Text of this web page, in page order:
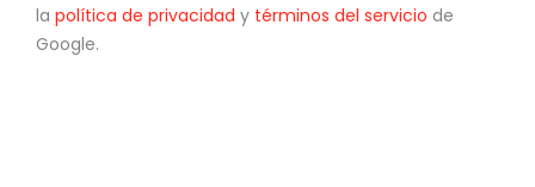
la política de privacidad y términos del servicio de
Google.